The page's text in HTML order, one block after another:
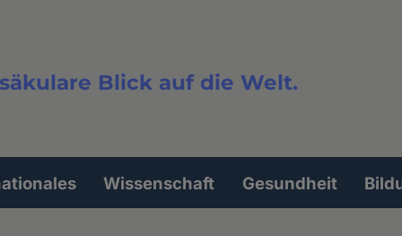
Blick auf die Welt.
Wissenschaft Gesundheit